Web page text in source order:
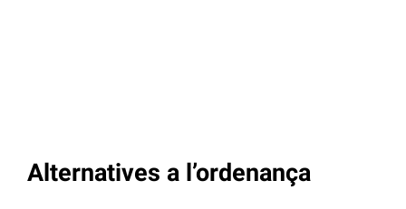
Alternatives a l’ordenança